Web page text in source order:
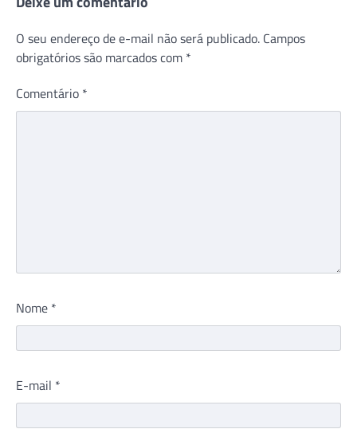
O seu endereço de e-mail não será publicado. Campos
obrigatórios são marcados com *
Comentário *
Nome *
E-mail *